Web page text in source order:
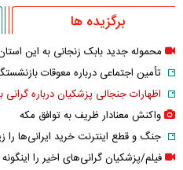
برگزیده ها
محموله جدید بابک زنجانی به این
تأمین اجتماعی درباره معوقات
اظهارات جنجالی پزشکیان درباره گرانی
واکنش معنادار ظریف به توافق مکه
جنگ و قطع اینترنت خرید ایرانی‌ها را
فیلم/پزشکیان گرانی‌های اخیر را